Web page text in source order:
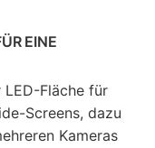
EINE
Fläche für
Screens, dazu
Kameras